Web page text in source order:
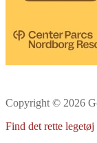
Copyright © 2026
Find det rette